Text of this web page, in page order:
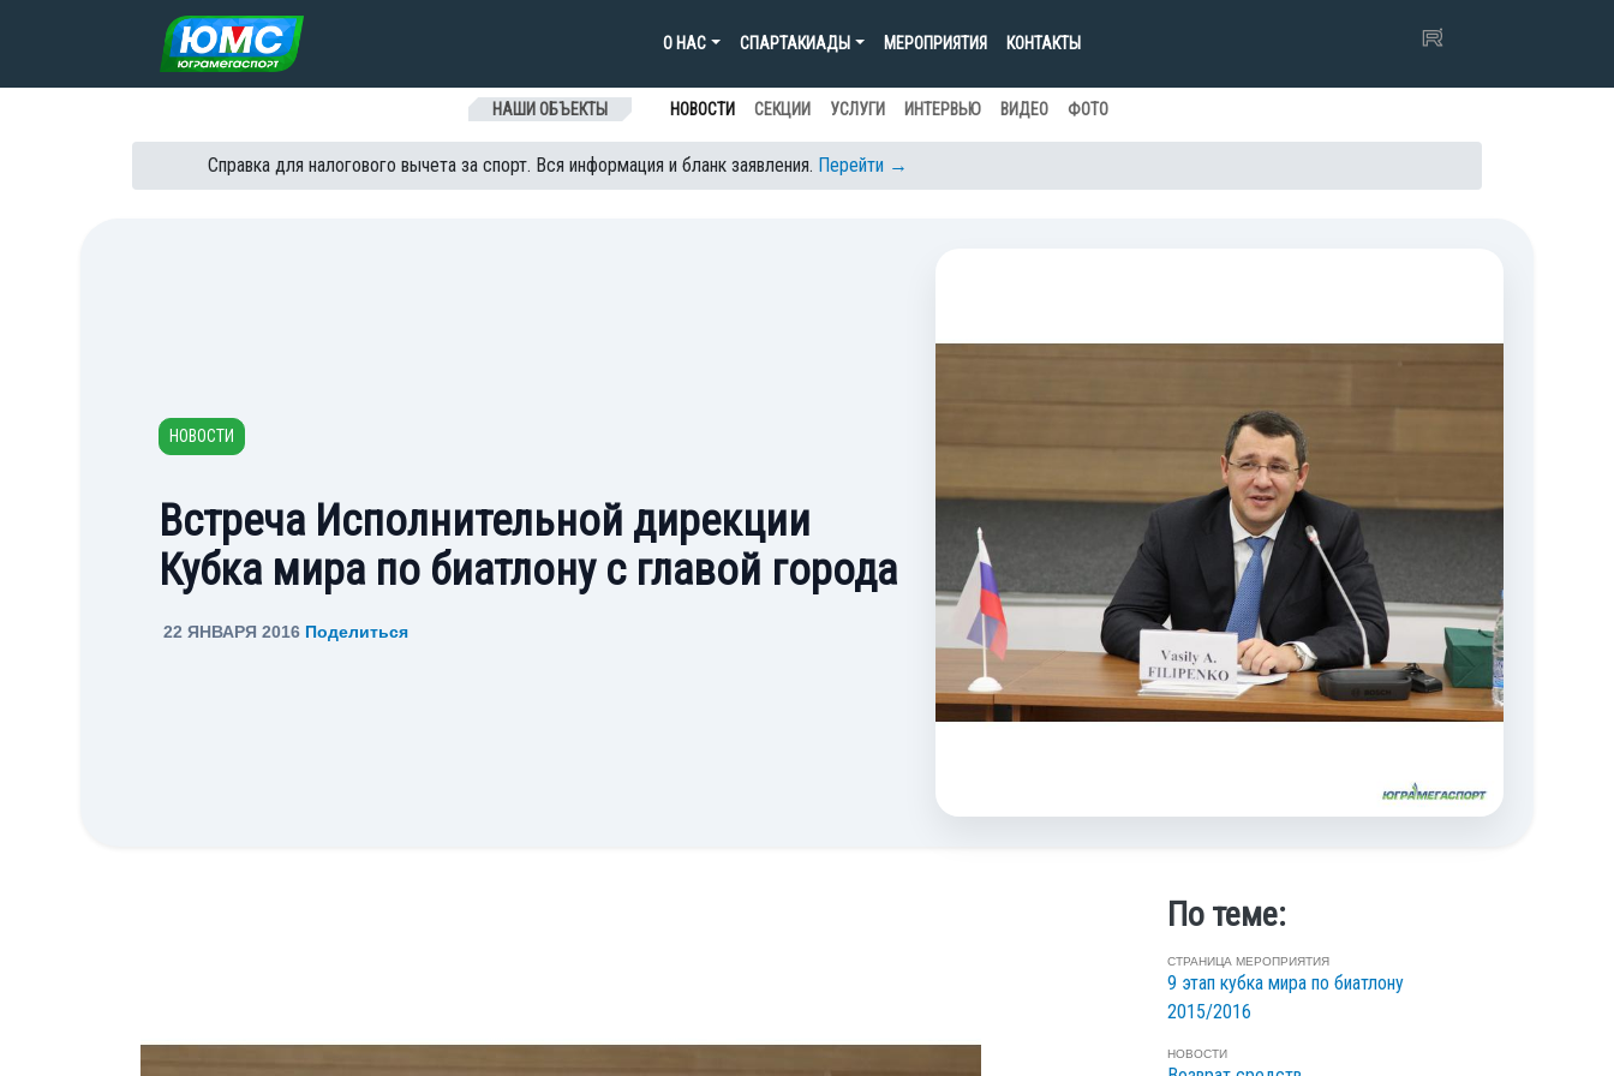
Перейти к содержанию
О НАС СПАРТАКИАДЫ МЕРОПРИЯТИЯ КОНТАКТЫ
НАШИ ОБЪЕКТЫ НОВОСТИ СЕКЦИИ УСЛУГИ ИНТЕРВЬЮ ВИДЕО ФОТО
Справка для налогового вычета за спорт. Вся информация и бланк заявления. Перейти →
НОВОСТИ
Встреча Исполнительной дирекции
Кубка мира по биатлону с главой города
22 ЯНВАРЯ 2016 Поделиться
По теме:
СТРАНИЦА МЕРОПРИЯТИЯ
9 этап кубка мира по биатлону
2015/2016
НОВОСТИ